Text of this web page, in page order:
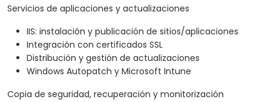
Servicios de aplicaciones y actualizaciones
IIS: instalación y publicación de sitios/aplicaciones
Integración con certificados SSL
Distribución y gestión de actualizaciones
Windows Autopatch y Microsoft Intune
Copia de seguridad, recuperación y monitorización